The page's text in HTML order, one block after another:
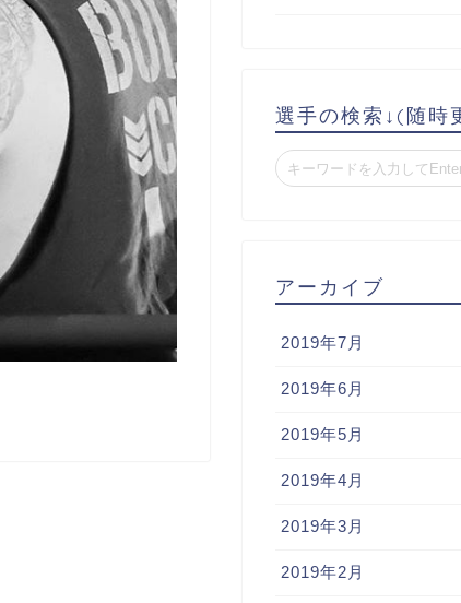
選手の検索↓(随時
アーカイブ
2019年7月
2019年6月
2019年5月
2019年4月
2019年3月
2019年2月